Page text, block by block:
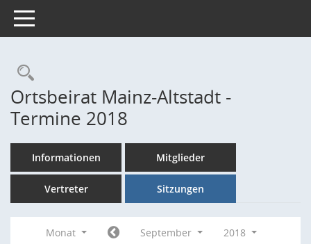
Toggle navigation
Rechercheauswahl
Ortsbeirat Mainz-Altstadt -
Termine 2018
Informationen Mitglieder
Vertreter Sitzungen
Monat September
2018